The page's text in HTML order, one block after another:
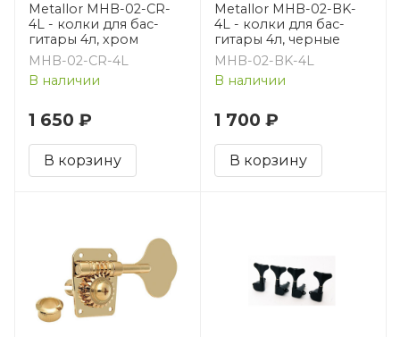
Metallor MHB-02-CR-
4L - колки для бас-
гитары 4л, хром
MHB-02-CR-4L
В наличии
1 650 ₽
В корзину
Metallor MHB-02-BK-
4L - колки для бас-
гитары 4л, черные
MHB-02-BK-4L
В наличии
1 700 ₽
В корзину